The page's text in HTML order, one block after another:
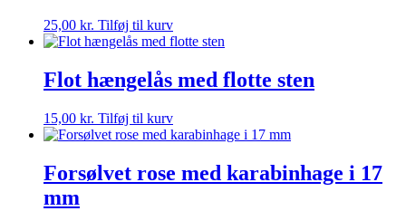
25,00 kr. Tilføj til kurv
Flot hængelås med flotte sten
15,00 kr. Tilføj til kurv
Forsølvet rose med karabinhage i 17
mm